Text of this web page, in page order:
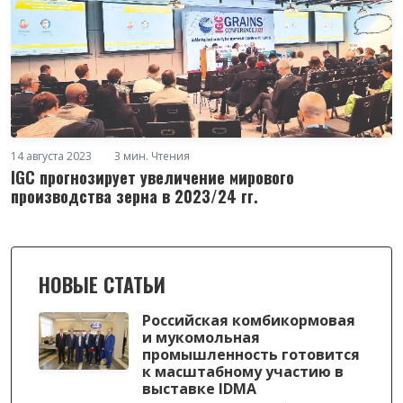
14 августа 2023 3 мин. Чтения
IGC прогнозирует увеличение мирового
производства зерна в 2023/24 гг.
НОВЫЕ СТАТЬИ
Российская комбикормовая
и мукомольная
промышленность готовится
к масштабному участию в
выставке IDMA